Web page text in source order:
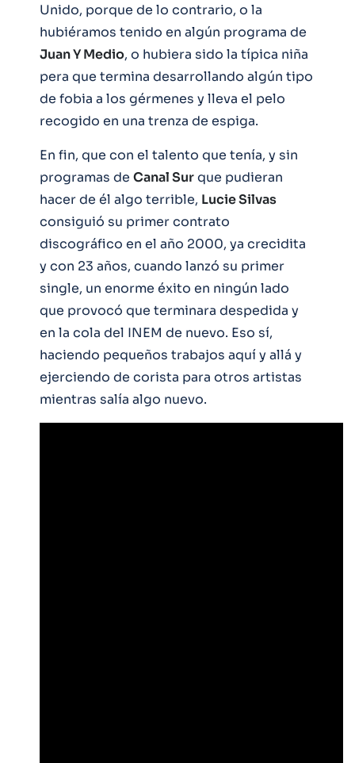
Unido, porque de lo contrario, o la
hubiéramos tenido en algún programa de
Juan Y Medio, o hubiera sido la típica niña
pera que termina desarrollando algún tipo
de fobia a los gérmenes y lleva el pelo
recogido en una trenza de espiga.
En fin, que con el talento que tenía, y sin
programas de Canal Surque pudieran
hacer de él algo terrible, Lucie Silvas
consiguió su primer contrato
discográfico en el año 2000, ya crecidita
y con 23 años, cuando lanzó su primer
single, un enorme éxito en ningún lado
que provocó que terminara despedida y
en la cola del INEM de nuevo. Eso sí,
haciendo pequeños trabajos aquí y allá y
ejerciendo de corista para otros artistas
mientras salía algo nuevo.